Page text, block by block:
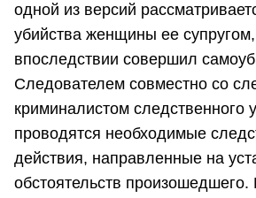
одной из версий
убийства женщины ее
впоследствии совершил
Следователем совместно со
криминалистом следственного
проводятся необходимые
действия, направленные на
обстоятельств